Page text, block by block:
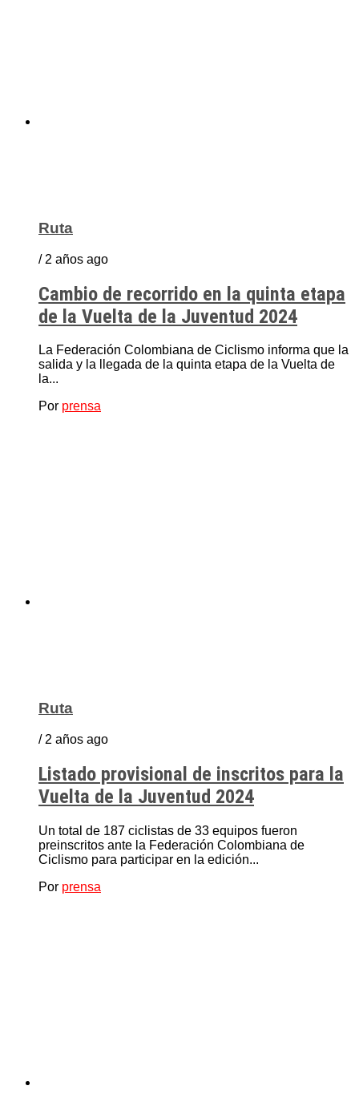
Ruta
/ 2 años ago
Cambio de recorrido en la quinta etapa
de la Vuelta de la Juventud 2024
La Federación Colombiana de Ciclismo informa que la
salida y la llegada de la quinta etapa de la Vuelta de
la...
Por prensa
Ruta
/ 2 años ago
Listado provisional de inscritos para la
Vuelta de la Juventud 2024
Un total de 187 ciclistas de 33 equipos fueron
preinscritos ante la Federación Colombiana de
Ciclismo para participar en la edición...
Por prensa